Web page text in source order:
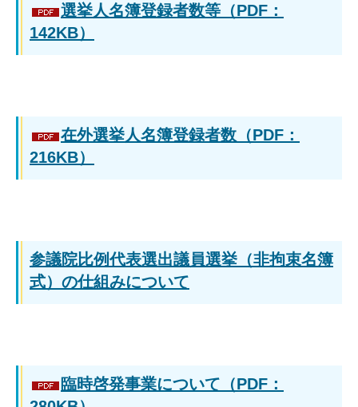
選挙人名簿登録者数等（PDF：
142KB）
在外選挙人名簿登録者数（PDF：
216KB）
参議院比例代表選出議員選挙（非拘束名簿
式）の仕組みについて
臨時啓発事業について（PDF：